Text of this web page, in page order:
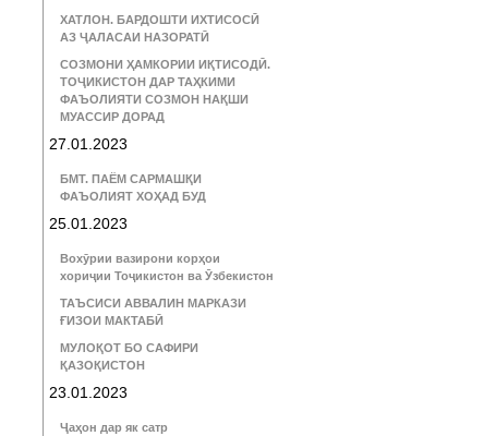
ХАТЛОН. БАРДОШТИ ИХТИСОСӢ
АЗ ҶАЛАСАИ НАЗОРАТӢ
СОЗМОНИ ҲАМКОРИИ ИҚТИСОДӢ.
ТОҶИКИСТОН ДАР ТАҲКИМИ
ФАЪОЛИЯТИ СОЗМОН НАҚШИ
МУАССИР ДОРАД
27.01.2023
БМТ. ПАЁМ САРМАШҚИ
ФАЪОЛИЯТ ХОҲАД БУД
25.01.2023
Вохӯрии вазирони корҳои
хориҷии Тоҷикистон ва Ӯзбекистон
ТАЪСИСИ АВВАЛИН МАРКАЗИ
ҒИЗОИ МАКТАБӢ
МУЛОҚОТ БО САФИРИ
ҚАЗОҚИСТОН
23.01.2023
Ҷаҳон дар як сатр